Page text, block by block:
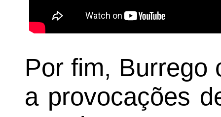
Por fim, Burrego
a provocações